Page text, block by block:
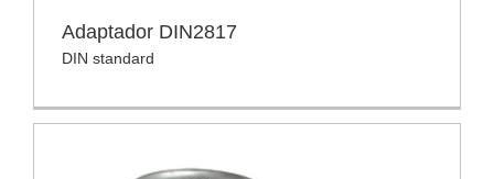
Adaptador DIN2817
DIN standard